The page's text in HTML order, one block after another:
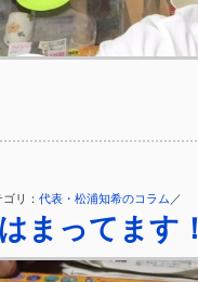
リ： 代表・松浦知希のコラム ／
まってます！